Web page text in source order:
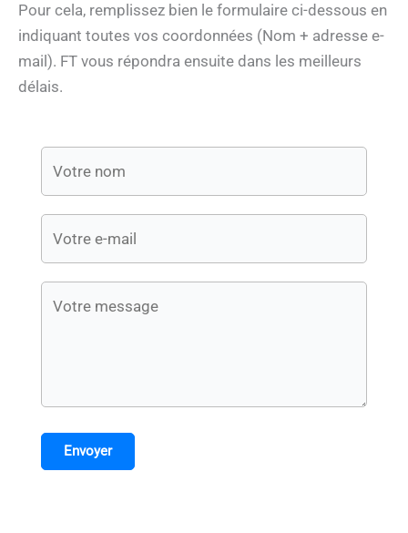
Pour cela, remplissez bien le formulaire ci-dessous en
indiquant toutes vos coordonnées (Nom + adresse e-
mail). FT vous répondra ensuite dans les meilleurs
délais.
Envoyer